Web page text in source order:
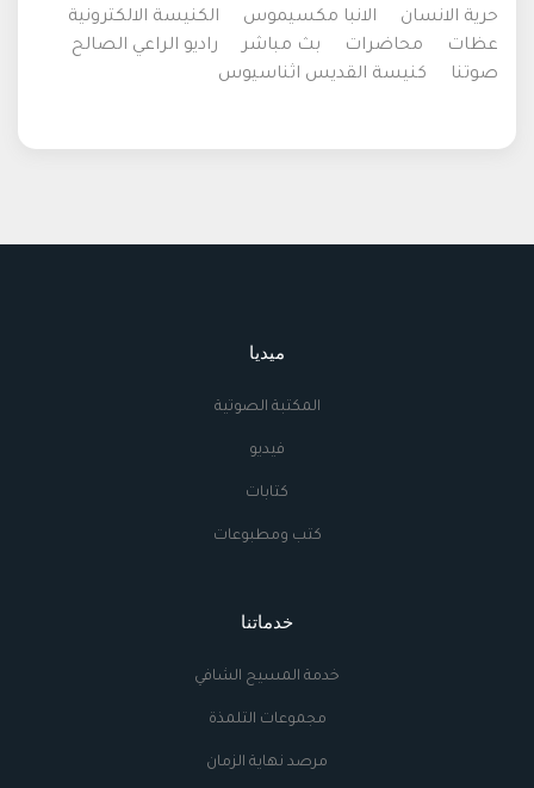
حرية الانسان الانبا مكسيموس
الكنيسة الالكترونية
عظات
محاضرات بث مباشر
راديو الراعي الصالح
صوتنا
كنيسة القديس اثناسيوس
ميديا
المكتبة الصوتية
فيديو
كتابات
كتب ومطبوعات
خدماتنا
خدمة المسيح الشافي
مجموعات التلمذة
مرصد نهاية الزمان